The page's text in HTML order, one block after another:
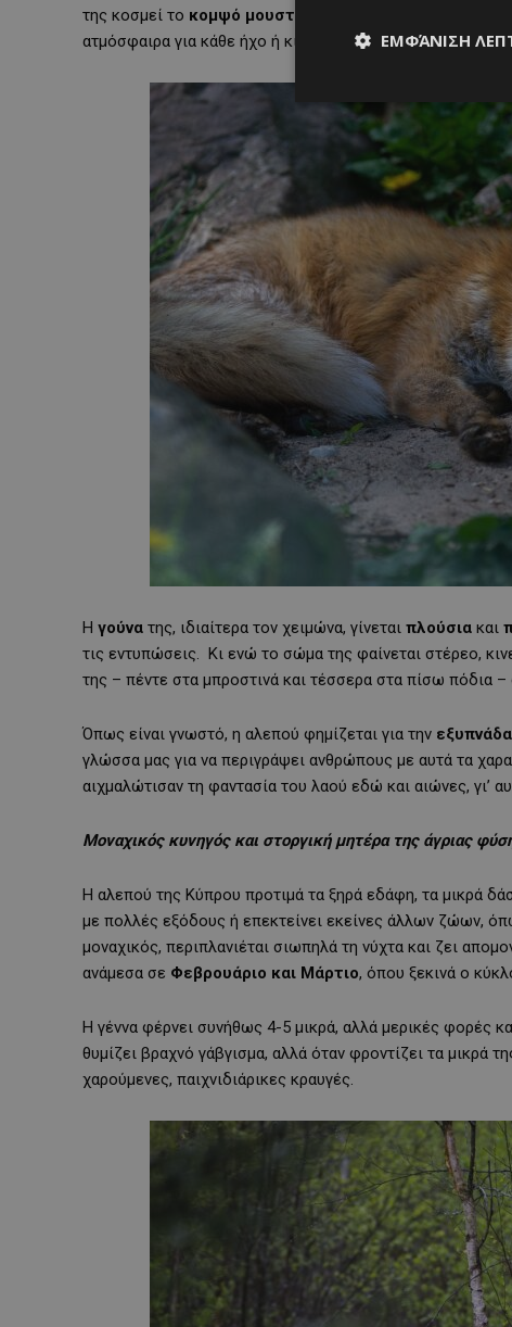
της κοσμεί το κομψό μουστάκι
ατμόσφαιρα για κάθε ήχο ή κίνηση.
Η γούνα της, ιδιαίτερα τον χειμώνα, γίνεται πλούσια και
τις εντυπώσεις. Κι ενώ το σώμα της φαίνεται στέρεο,
της – πέντε στα μπροστινά και τέσσερα στα πίσω πόδια
Όπως είναι γνωστό, η αλεπού φημίζεται για την
γλώσσα μας για να περιγράψει ανθρώπους με αυτά τα
αιχμαλώτισαν τη φαντασία του λαού εδώ και αιώνες, γι’
Μοναχικός κυνηγός και στοργική μητέρα της άγριας
Η αλεπού της Κύπρου προτιμά τα ξηρά εδάφη, τα μικρά
με πολλές εξόδους ή επεκτείνει εκείνες άλλων ζώων,
μοναχικός, περιπλανιέται σιωπηλά τη νύχτα και ζει
ανάμεσα σε Φεβρουάριο και Μάρτιο, όπου ξεκινά ο
Η γέννα φέρνει συνήθως 4-5 μικρά, αλλά μερικές φορές
θυμίζει βραχνό γάβγισμα, αλλά όταν φροντίζει τα μικρά
χαρούμενες, παιχνιδιάρικες κραυγές.
ΕΜΦΆΝΙΣΗ